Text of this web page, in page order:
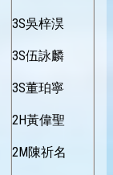
3S吳梓淏
3S伍詠麟
3S董珀寧
2H黃偉聖
2M陳祈名